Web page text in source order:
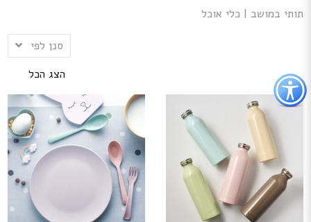
כפתור
לפתיחת
תפריט
נגישות
מרכזי
תותי במושב | כלי אוכל
סנן לפי
הצג הכל